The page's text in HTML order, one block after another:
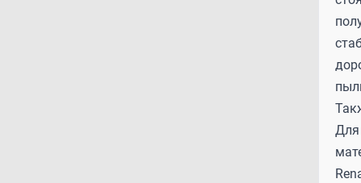
Для